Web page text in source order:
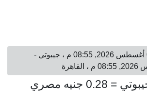
تحديث: الخميس 06 أغسطس 2026, 08:55 م ، جيبوتي -